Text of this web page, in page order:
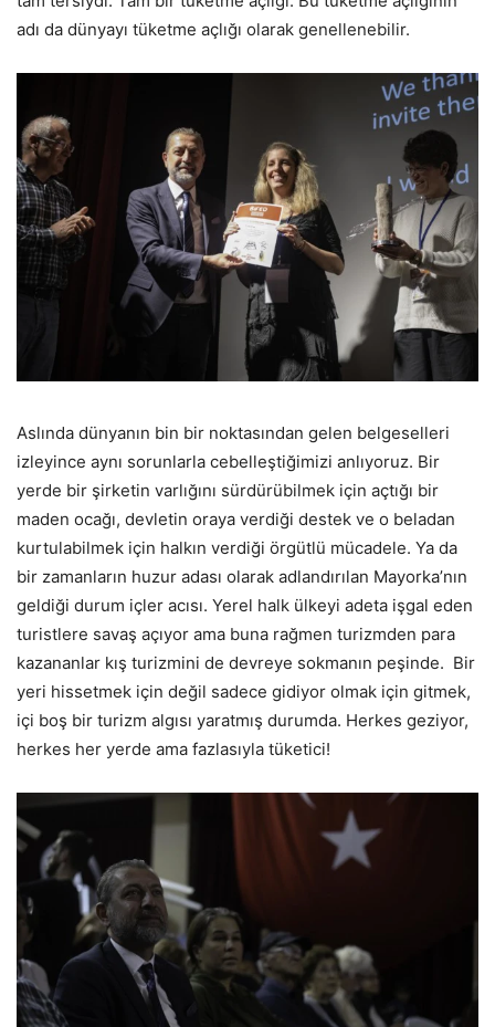
adı da dünyayı tüketme açlığı olarak genellenebilir.
Aslında dünyanın bin bir noktasından gelen belgeselleri
izleyince aynı sorunlarla cebelleştiğimizi anlıyoruz. Bir
yerde bir şirketin varlığını sürdürübilmek için açtığı bir
maden ocağı, devletin oraya verdiği destek ve o beladan
kurtulabilmek için halkın verdiği örgütlü mücadele. Ya da
bir zamanların huzur adası olarak adlandırılan Mayorka’nın
geldiği durum içler acısı. Yerel halk ülkeyi adeta işgal eden
turistlere savaş açıyor ama buna rağmen turizmden para
kazananlar kış turizmini de devreye sokmanın peşinde. Bir
yeri hissetmek için değil sadece gidiyor olmak için gitmek,
içi boş bir turizm algısı yaratmış durumda. Herkes geziyor,
herkes her yerde ama fazlasıyla tüketici!